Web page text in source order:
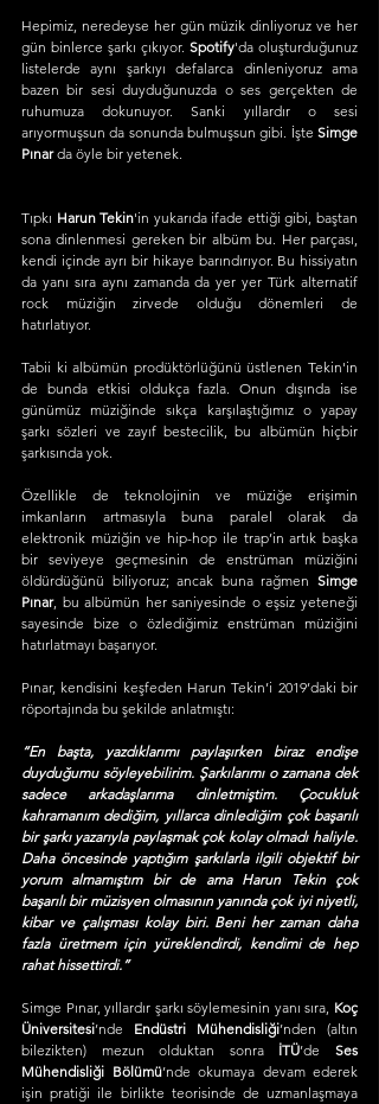
Hepimiz, neredeyse her gün müzik dinliyoruz ve her
gün binlerce şarkı çıkıyor. Spotify'da oluşturduğunuz
listelerde aynı şarkıyı defalarca dinleniyoruz ama
bazen bir sesi duyduğunuzda o ses gerçekten de
ruhumuza dokunuyor. Sanki yıllardır o sesi
arıyormuşsun da sonunda bulmuşsun gibi. İşte Simge
Pınar da öyle bir yetenek.
Tıpkı Harun Tekin'in yukarıda ifade ettiği gibi, baştan
sona dinlenmesi gereken bir albüm bu. Her parçası,
kendi içinde ayrı bir hikaye barındırıyor. Bu hissiyatın
da yanı sıra aynı zamanda da yer yer Türk alternatif
rock müziğin zirvede olduğu dönemleri de
hatırlatıyor.
Tabii ki albümün prodüktörlüğünü üstlenen Tekin'in
de bunda etkisi oldukça fazla. Onun dışında ise
günümüz müziğinde sıkça karşılaştığımız o yapay
şarkı sözleri ve zayıf bestecilik, bu albümün hiçbir
şarkısında yok.
Özellikle de teknolojinin ve müziğe erişimin
imkanların artmasıyla buna paralel olarak da
elektronik müziğin ve hip-hop ile trap’in artık başka
bir seviyeye geçmesinin de enstrüman müziğini
öldürdüğünü biliyoruz; ancak buna rağmen Simge
Pınar, bu albümün her saniyesinde o eşsiz yeteneği
sayesinde bize o özlediğimiz enstrüman müziğini
hatırlatmayı başarıyor.
Pınar, kendisini keşfeden Harun Tekin’i 2019’daki bir
röportajında bu şekilde anlatmıştı:
“En başta, yazdıklarımı paylaşırken biraz endişe
duyduğumu söyleyebilirim. Şarkılarımı o zamana dek
sadece arkadaşlarıma dinletmiştim. Çocukluk
kahramanım dediğim, yıllarca dinlediğim çok başarılı
bir şarkı yazarıyla paylaşmak çok kolay olmadı haliyle.
Daha öncesinde yaptığım şarkılarla ilgili objektif bir
yorum almamıştım bir de ama Harun Tekin çok
başarılı bir müzisyen olmasının yanında çok iyi niyetli,
kibar ve çalışması kolay biri. Beni her zaman daha
fazla üretmem için yüreklendirdi, kendimi de hep
rahat hissettirdi.”
Simge Pınar, yıllardır şarkı söylemesinin yanı sıra, Koç
Üniversitesi’nde Endüstri Mühendisliği’nden (altın
bilezikten) mezun olduktan sonra İTÜ’de Ses
Mühendisliği Bölümü’nde okumaya devam ederek
işin pratiği ile birlikte teorisinde de uzmanlaşmaya